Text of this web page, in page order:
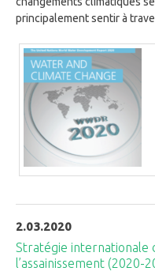
principalement sentir à
2.03.2020
Stratégie internationale
l’assainissement (2020-